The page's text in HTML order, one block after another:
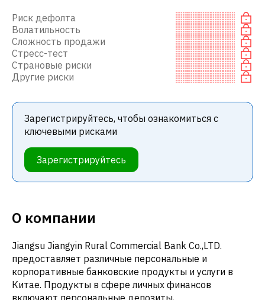
Риск дефолта
Волатильность
Сложность продажи
Стресс-тест
Страновые риски
Другие риски
Зарегистрируйтесь, чтобы ознакомиться с
ключевыми рисками
Зарегистрируйтесь
О компании
Jiangsu Jiangyin Rural Commercial Bank Co.,LTD.
предоставляет различные персональные и
корпоративные банковские продукты и услуги в
Китае. Продукты в сфере личных финансов
включают персональные депозиты,